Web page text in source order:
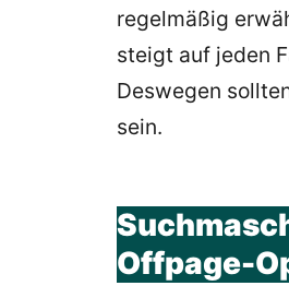
regelmäßig
steigt auf jeden
Deswegen
sein.
Offpage-